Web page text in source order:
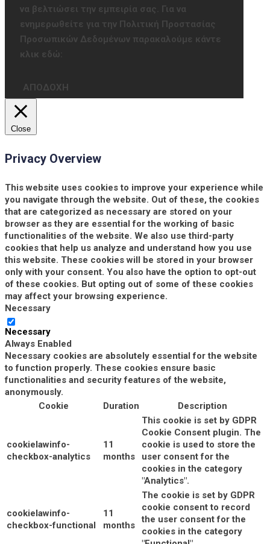
να βελτιώσει την εμπειρία σας. Για να
ενημερωθείτε για την Πολιτική Προστασίας
Προσωπικών Δεδομένων παρακαλούμε κάντε
κλικ εδώ:
ΑΠΟΔΟΧΗ
Close
Privacy Overview
This website uses cookies to improve your experience while
you navigate through the website. Out of these, the cookies
that are categorized as necessary are stored on your
browser as they are essential for the working of basic
functionalities of the website. We also use third-party
cookies that help us analyze and understand how you use
this website. These cookies will be stored in your browser
only with your consent. You also have the option to opt-out
of these cookies. But opting out of some of these cookies
may affect your browsing experience.
Necessary
Necessary
Always Enabled
Necessary cookies are absolutely essential for the website
to function properly. These cookies ensure basic
functionalities and security features of the website,
anonymously.
Cookie
Duration Description
cookielawinfo-
checkbox-analytics
11
months
This cookie is set by GDPR
Cookie Consent plugin. The
cookie is used to store the
user consent for the
cookies in the category
"Analytics".
cookielawinfo-
checkbox-functional
11
months
The cookie is set by GDPR
cookie consent to record
the user consent for the
cookies in the category